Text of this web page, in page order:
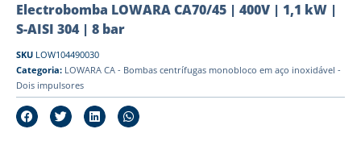
Electrobomba LOWARA CA70/45 | 400V | 1,1 kW |
S-AISI 304 | 8 bar
SKU LOW104490030
Categoria: LOWARA CA - Bombas centrífugas monobloco em aço inoxidável -
Dois impulsores